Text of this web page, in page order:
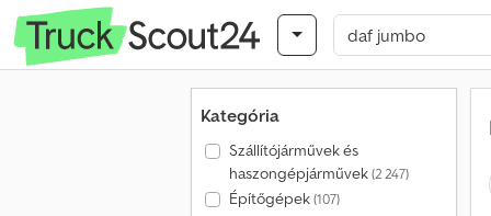
Kategória
Szállítójárművek és
haszongépjárművek(2 247)
Építőgépek(107)